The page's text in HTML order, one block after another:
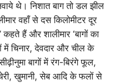
थे। निशात बाग तो डल झील
वहाँ से दस किलोमीटर दूर
कहते हैं और शालीमार ‘बागों का
में चिनार, देवदार और चील के
बागों में रंग-बिरंगे फूल,
खुमानी, सेब आदि के फलों से